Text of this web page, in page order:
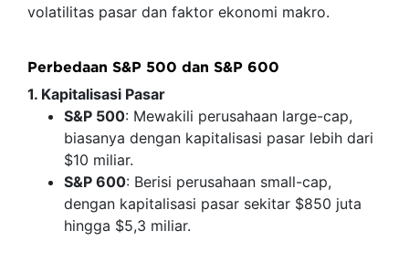
volatilitas pasar dan faktor ekonomi makro.
Perbedaan S&P 500 dan S&P 600
1. Kapitalisasi Pasar
S&P 500: Mewakili perusahaan large-cap,
biasanya dengan kapitalisasi pasar lebih dari
$10 miliar.
S&P 600: Berisi perusahaan small-cap,
dengan kapitalisasi pasar sekitar $850 juta
hingga $5,3 miliar.